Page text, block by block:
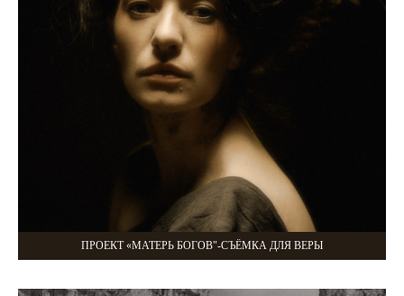
ПРОЕКТ «МАТЕРЬ БОГОВ"-СЪЁМКА ДЛЯ ВЕРЫ